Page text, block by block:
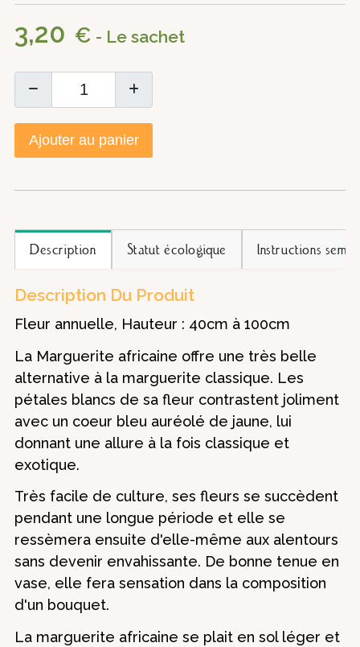
3,20 € - Le sachet
Ajouter au panier
Description Statut écologique Instructions semis
Description Du Produit
Fleur annuelle, Hauteur : 40cm à 100cm
La Marguerite africaine offre une très belle
alternative à la marguerite classique. Les
pétales blancs de sa fleur contrastent joliment
avec un coeur bleu auréolé de jaune, lui
donnant une allure à la fois classique et
exotique.
Très facile de culture, ses fleurs se succèdent
pendant une longue période et elle se
ressèmera ensuite d'elle-même aux alentours
sans devenir envahissante. De bonne tenue en
vase, elle fera sensation dans la composition
d'un bouquet.
La marguerite africaine se plait en sol léger et